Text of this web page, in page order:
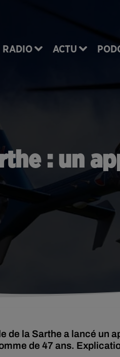
RADIO ACTU
: un
de la Sarthe a lancé un
de 47 ans.